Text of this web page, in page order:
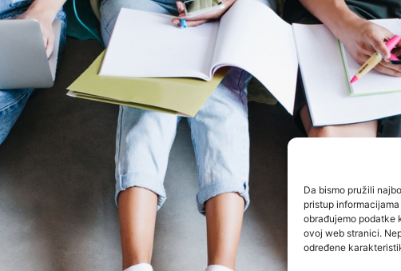
Da bismo pružili
pristup
obrađujemo podatke
ovoj web stranici.
određene